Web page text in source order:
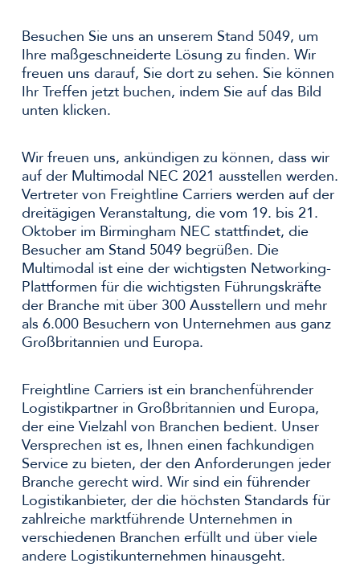
Besuchen Sie uns an unserem Stand 5049, um
Ihre maßgeschneiderte Lösung zu finden. Wir
freuen uns darauf, Sie dort zu sehen. Sie können
Ihr Treffen jetzt buchen, indem Sie auf das Bild
unten klicken.
Wir freuen uns, ankündigen zu können, dass wir
auf der Multimodal NEC 2021 ausstellen werden.
Vertreter von Freightline Carriers werden auf der
dreitägigen Veranstaltung, die vom 19. bis 21.
Oktober im Birmingham NEC stattfindet, die
Besucher am Stand 5049 begrüßen. Die
Multimodal ist eine der wichtigsten Networking-
Plattformen für die wichtigsten Führungskräfte
der Branche mit über 300 Ausstellern und mehr
als 6.000 Besuchern von Unternehmen aus ganz
Großbritannien und Europa.
Freightline Carriers ist ein branchenführender
Logistikpartner in Großbritannien und Europa,
der eine Vielzahl von Branchen bedient. Unser
Versprechen ist es, Ihnen einen fachkundigen
Service zu bieten, der den Anforderungen jeder
Branche gerecht wird. Wir sind ein führender
Logistikanbieter, der die höchsten Standards für
zahlreiche marktführende Unternehmen in
verschiedenen Branchen erfüllt und über viele
andere Logistikunternehmen hinausgeht.